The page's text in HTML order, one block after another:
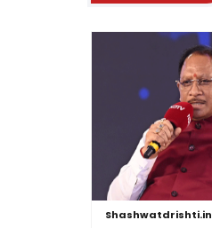
Shashwatdrishti.in